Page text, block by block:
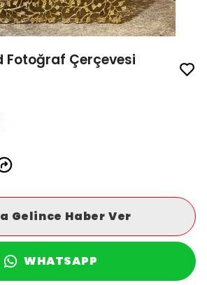
Fotoğraf Çerçevesi
Gelince Haber Ver
WHATSAPP